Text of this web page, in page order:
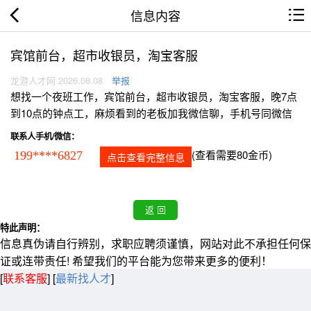
信息内容
宾馆前台，超市收银员，淘宝客服
龙游人才网 2026.08.08 举报
想找一个夜班工作，宾馆前台，超市收银员，淘宝客服，晚7点
到10点的钟点工，麻烦看到的老板加我微信聊，手机号同微信
联系人手机/微信：
199****6827 点击查看完整信息 (查看需要80金币)
特此声明：
信息真伪请自行辨别，求职应聘须谨慎，网站对此不承担任何保
证或连带责任! 希望我们的平台能为您带来更多的便利！
[联系客服] [最新找人才]